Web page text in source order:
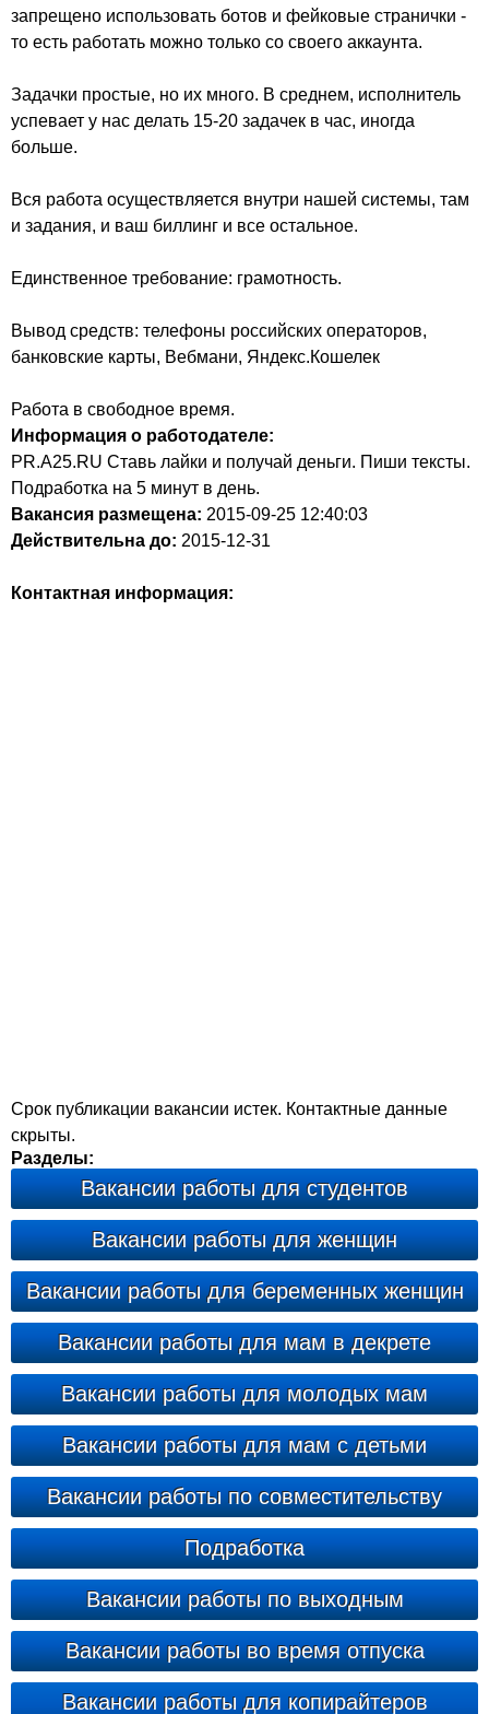
запрещено использовать ботов и фейковые странички -
то есть работать можно только со своего аккаунта.
Задачки простые, но их много. В среднем, исполнитель
успевает у нас делать 15-20 задачек в час, иногда
больше.
Вся работа осуществляется внутри нашей системы, там
и задания, и ваш биллинг и все остальное.
Единственное требование: грамотность.
Вывод средств: телефоны российских операторов,
банковские карты, Вебмани, Яндекс.Кошелек
Работа в свободное время.
Информация о работодателе:
PR.A25.RU Ставь лайки и получай деньги. Пиши тексты.
Подработка на 5 минут в день.
Вакансия размещена: 2015-09-25 12:40:03
Действительна до: 2015-12-31
Контактная информация:
Срок публикации вакансии истек. Контактные данные
скрыты.
Разделы:
Вакансии работы для студентов
Вакансии работы для женщин
Вакансии работы для беременных женщин
Вакансии работы для мам в декрете
Вакансии работы для молодых мам
Вакансии работы для мам с детьми
Вакансии работы по совместительству
Подработка
Вакансии работы по выходным
Вакансии работы во время отпуска
Вакансии работы для копирайтеров